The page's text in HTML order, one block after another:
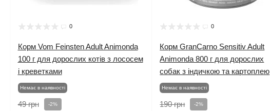
0
Корм Vom Feinsten Adult Animonda
100 г для дорослих котів з лососем
і креветками
Немає в наявності
49 грн -2%
0
Корм GranCarno Sensitiv Adult
Animonda 800 г для дорослих
собак з індичкою та картоплею
Немає в наявності
190 грн -2%